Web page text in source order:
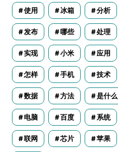
使用 冰箱 分析
发布 哪些 处理
实现 小米 应用
怎样 手机 技术
数据 方法 是什么
电脑 百度 系统
联网 芯片 苹果